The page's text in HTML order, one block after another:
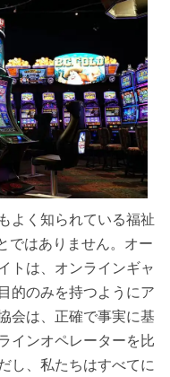
よく知られている福祉
ではありません。オー
トは、オンラインギャ
的のみを持つようにア
会は、正確で事実に基
インオペレーターを比
し、私たちはすべてに